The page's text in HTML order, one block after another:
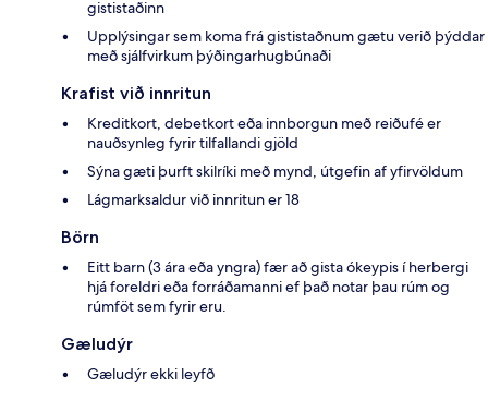
gististaðinn
Upplýsingar sem koma frá gististaðnum gætu verið þýddar
með sjálfvirkum þýðingarhugbúnaði
Krafist við innritun
Kreditkort, debetkort eða innborgun með reiðufé er
nauðsynleg fyrir tilfallandi gjöld
Sýna gæti þurft skilríki með mynd, útgefin af yfirvöldum
Lágmarksaldur við innritun er 18
Börn
Eitt barn (3 ára eða yngra) fær að gista ókeypis í herbergi
hjá foreldri eða forráðamanni ef það notar þau rúm og
rúmföt sem fyrir eru.
Gæludýr
Gæludýr ekki leyfð